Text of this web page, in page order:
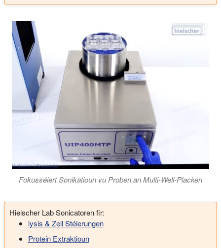
Fokusséiert Sonikatioun vu Proben an Multi-Well-Placken
Hielscher Lab Sonicatoren fir:
lysis & Zell Stéierungen
Protein Extraktioun